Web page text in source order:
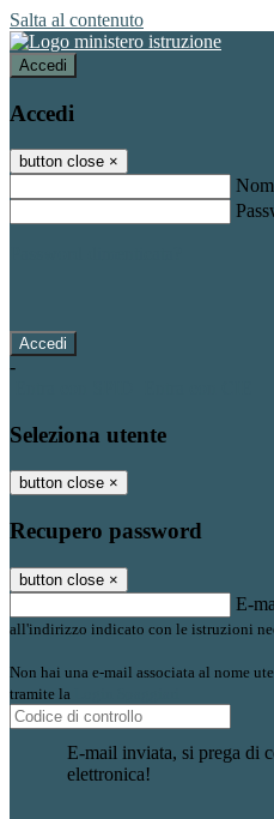
Salta al contenuto
Accedi
Accedi
button close ×
-
Seleziona utente
button close ×
Recupero password
button close ×
E-
all'indirizzo indicato con le istruzioni
Non hai una e-mail associata al nome
tramite la
E-mail inviata, si prega di
elettronica!